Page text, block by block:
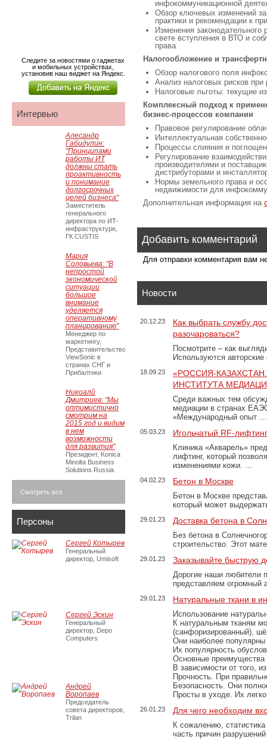
инфокоммуникационной
Обзор ключевых изменений
практики и рекомендации к
Изменения законодательного
свете вступления в ВТО и
права
Налогообложение и
Обзор налогового поля
Анализ налоговых рисков
Налоговые льготы: текущие
Комплексный подход к
бизнес-процессов компании
Правовое регулирование
Интеллектуальная
Процессы слияния и
Регулирование
производителями и
дистрибуторами и
Нормы земельного права и
недвижимости для
Дополнительная информация на
Добавить комментарий
Для отправки комментария вам
Новости
20.12.23
Как выбрать службу
разочароваться?
Посмотрите – как
Используются
18.09.23
«РОССИЯ-
ИНСТИТУТА
Среди важных тем
медиации в странах
«Международный опыт …
05.03.23 Игольчатый RF-
Клиника «Акварель»
лифтинг, который
изменениями кожи. …
04.02.23 Бетон в Москве
Бетон в Москве
который может
29.01.23 Доставка бетона в
Без бетона в
строительство. Этот
29.01.23 Заказывайте быструю
Дорогие наши любители
представляем огромный
29.01.23 Натуральные ткани в
Использование
К натуральным тканям
(санфоризированный),
Они наиболее популярны
Их популярность
Основные преимущества
В зависимости от того,
Прочность. При
Безопасность. Они
Просты в уходе. Их
26.01.23 Для чего необходим
К сожалению,
часть причин
Следите за новостями о гаджетах
и мобильных устройствах,
установив наш виджет на Яндекс.
Интервью
Алесандр
Габидулин:
"Принципами
работы ИТ
должны стать
проактивность
и понимание
долгосрочных
целей бизнеса"
Заместитель
генерального
директора по ИТ-
инфраструктуре,
ГК CUSTIS
Мария
Соловьева: "В
непростой
экономической
ситуации
большое
внимание
уделяется
оперативному
планированию"
Менеджер по
маркетингу,
Представительство
ViewSonic в
странах СНГ и
Прибалтики
Никоалй
Дмитриев: "Мы
оптимистично
смотрим на
2015 год и видим
в нем
возможности
для развития"
Президент, Konica
Minolta Business
Solutions Russia
Смотреть все
Персоны
Сергей Котырев
Генеральный
директор, Umisoft
Сергей Эскин
Генеральный
директор, Depo
Computers
Андрей
Воропаев
Председатель
совета директоров,
Trilan